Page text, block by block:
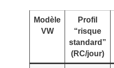
Modèle
VW
Profil
“risque
standard”
(RC/jour)